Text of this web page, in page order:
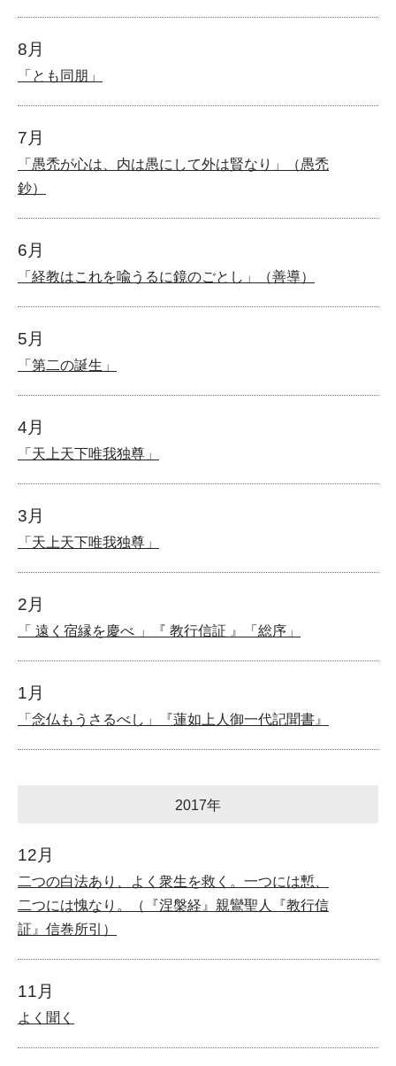
8月
「とも同朋」
7月
「愚禿が心は、内は愚にして外は賢なり」（愚禿
鈔）
6月
「経教はこれを喩うるに鏡のごとし」（善導）
5月
「第二の誕生」
4月
「天上天下唯我独尊」
3月
「天上天下唯我独尊」
2月
「 遠く宿縁を慶べ 」『 教行信証 』「総序」
1月
「念仏もうさるべし」『蓮如上人御一代記聞書』
2017年
12月
二つの白法あり、よく衆生を救く。一つには慙、
二つには愧なり。（『涅槃経』親鸞聖人『教行信
証』信巻所引）
11月
よく聞く